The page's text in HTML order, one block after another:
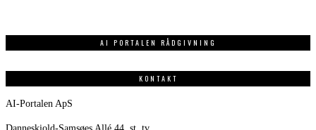
AI PORTALEN RÅDGIVNING
KONTAKT
AI-Portalen ApS
Danneskiold-Samsøes Allé 44, st. tv.